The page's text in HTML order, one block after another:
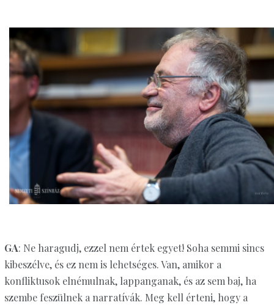
GA: Ne haragudj, ezzel nem értek egyet! Soha semmi sincs
kibeszélve, és ez nem is lehetséges. Van, amikor a
konfliktusok elnémulnak, lappanganak, és az sem baj, ha
szembe feszülnek a narratívák. Meg kell érteni, hogy a